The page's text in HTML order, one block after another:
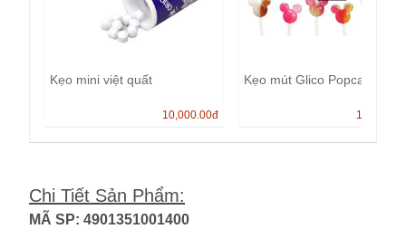
Kẹo mini việt quất
10,000.00đ
Kẹo mút Glico Popcan
13,000.00
Chi Tiết Sản Phẩm:
MÃ SP: 4901351001400